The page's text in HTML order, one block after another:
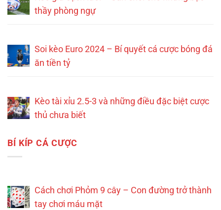
thầy phòng ngự
Soi kèo Euro 2024 – Bí quyết cá cược bóng đá
ăn tiền tỷ
Kèo tài xỉu 2.5-3 và những điều đặc biệt cược
thủ chưa biết
BÍ KÍP CÁ CƯỢC
Cách chơi Phỏm 9 cây – Con đường trở thành
tay chơi máu mặt